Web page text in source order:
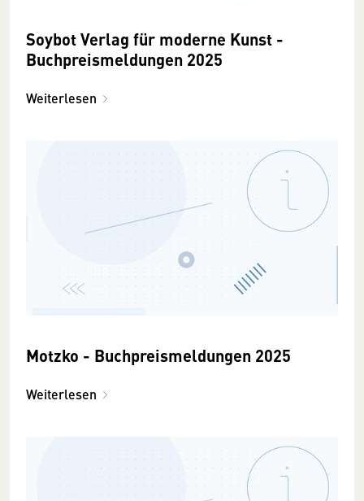
Soybot Verlag für moderne Kunst -
Buchpreismeldungen 2025
Weiterlesen
Motzko - Buchpreismeldungen 2025
Weiterlesen